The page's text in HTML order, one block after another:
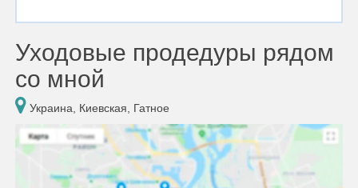
Уходовые продедуры рядом
со мной
Украина, Киевская, Гатное